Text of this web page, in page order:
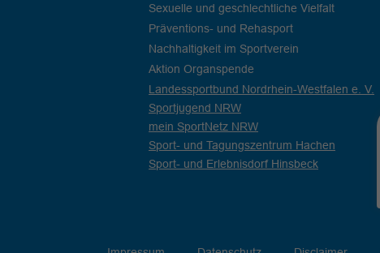
Sexuelle und geschlechtliche Vielfalt
Präventions- und Rehasport
Nachhaltigkeit im Sportverein
Aktion Organspende
Landessportbund Nordrhein-Westfalen e. V.
Sportjugend NRW
mein SportNetz NRW
Sport- und Tagungszentrum Hachen
Sport- und Erlebnisdorf Hinsbeck